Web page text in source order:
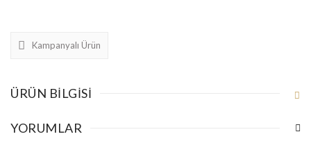
Kampanyalı Ürün
ÜRÜN BILGISI
YORUMLAR